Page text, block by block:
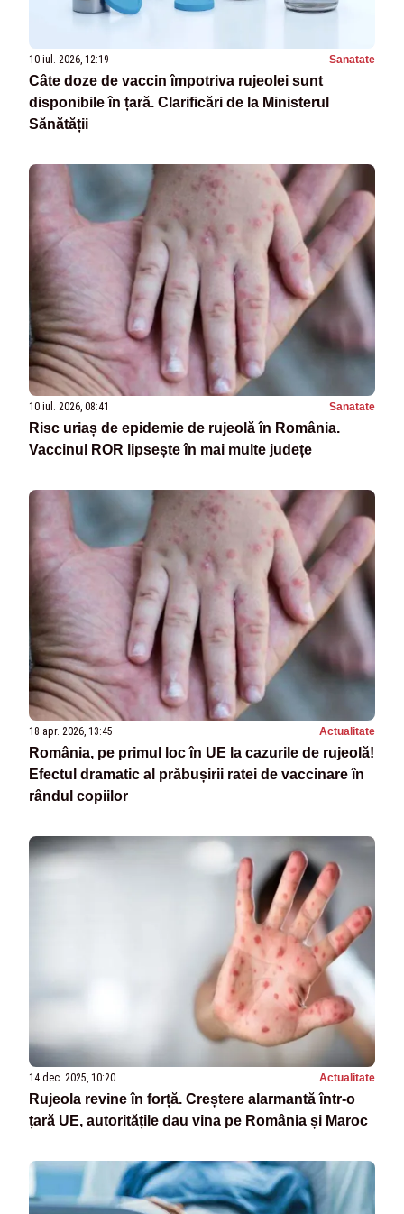
10 iul. 2026, 12:19 Sanatate
Câte doze de vaccin împotriva rujeolei sunt
disponibile în țară. Clarificări de la Ministerul
Sănătății
10 iul. 2026, 08:41 Sanatate
Risc uriaș de epidemie de rujeolă în România.
Vaccinul ROR lipsește în mai multe județe
18 apr. 2026, 13:45 Actualitate
România, pe primul loc în UE la cazurile de rujeolă!
Efectul dramatic al prăbușirii ratei de vaccinare în
rândul copiilor
14 dec. 2025, 10:20 Actualitate
Rujeola revine în forță. Creștere alarmantă într-o
țară UE, autoritățile dau vina pe România și Maroc